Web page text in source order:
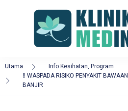
Utama Info Kesihatan, Program
‼️ WASPADA RISIKO PENYAKIT
BANJIR